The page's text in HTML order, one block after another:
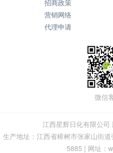
招商政策
营销网络
代理申请
微信
江西星辉日化有限公司
生产地址：江西省樟树市张家山街
5885 | 网址：